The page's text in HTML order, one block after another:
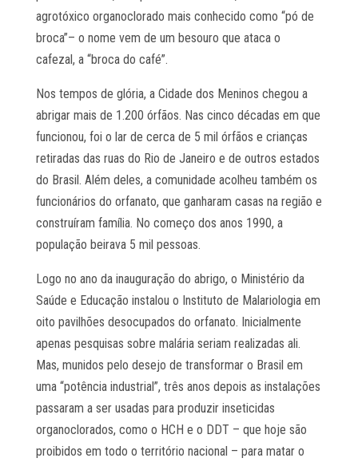
agrotóxico organoclorado mais conhecido como “pó de
broca”– o nome vem de um besouro que ataca o
cafezal, a “broca do café”.
Nos tempos de glória, a Cidade dos Meninos chegou a
abrigar mais de 1.200 órfãos. Nas cinco décadas em que
funcionou, foi o lar de cerca de 5 mil órfãos e crianças
retiradas das ruas do Rio de Janeiro e de outros estados
do Brasil. Além deles, a comunidade acolheu também os
funcionários do orfanato, que ganharam casas na região e
construíram família. No começo dos anos 1990, a
população beirava 5 mil pessoas.
Logo no ano da inauguração do abrigo, o Ministério da
Saúde e Educação instalou o Instituto de Malariologia em
oito pavilhões desocupados do orfanato. Inicialmente
apenas pesquisas sobre malária seriam realizadas ali.
Mas, munidos pelo desejo de transformar o Brasil em
uma “potência industrial”, três anos depois as instalações
passaram a ser usadas para produzir inseticidas
organoclorados, como o HCH e o DDT – que hoje são
proibidos em todo o território nacional – para matar o